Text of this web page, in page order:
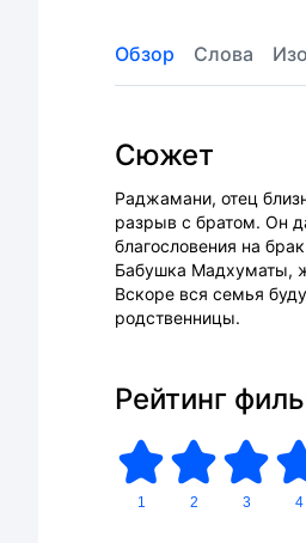
Обзор Слова
Сюжет
Раджамани, отец
разрыв с братом. Он
благословения на
Бабушка Мадхуматы,
Вскоре вся семья
родственницы.
Рейтинг
1 2 3 4